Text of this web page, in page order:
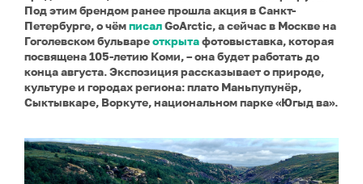
Под этим брендом ранее прошла акция в Санкт-
Петербурге, о чёмписалGoArctic, а сейчас в Москве на
Гоголевском бульвареоткрытафотовыставка, которая
посвящена 105-летию Коми, – она будет работать до
конца августа. Экспозиция рассказывает о природе,
культуре и городах региона: плато Маньпупунёр,
Сыктывкаре, Воркуте, национальном парке «Югыд ва».